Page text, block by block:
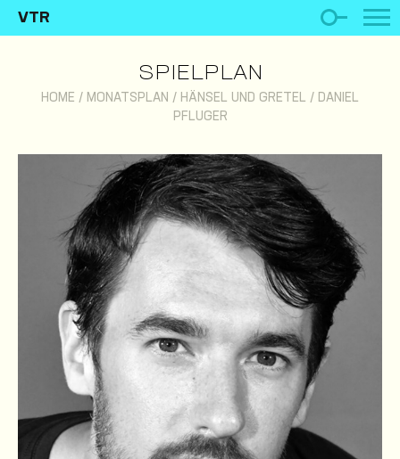
VTR
SPIELPLAN
HOME / MONATSPLAN / HÄNSEL UND GRETEL / DANIEL
PFLUGER